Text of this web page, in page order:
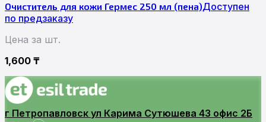
Очиститель для кожи Гермес 250 мл (пена)Доступен
по предзаказу
Цена за шт.
1,600 ₸
г Петропавловск ул Карима Сутюшева 43 офис 2Б